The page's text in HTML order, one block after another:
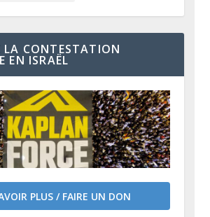
LA CONTESTATION
EN ISRAËL
PLUS / FAIRE UN DON